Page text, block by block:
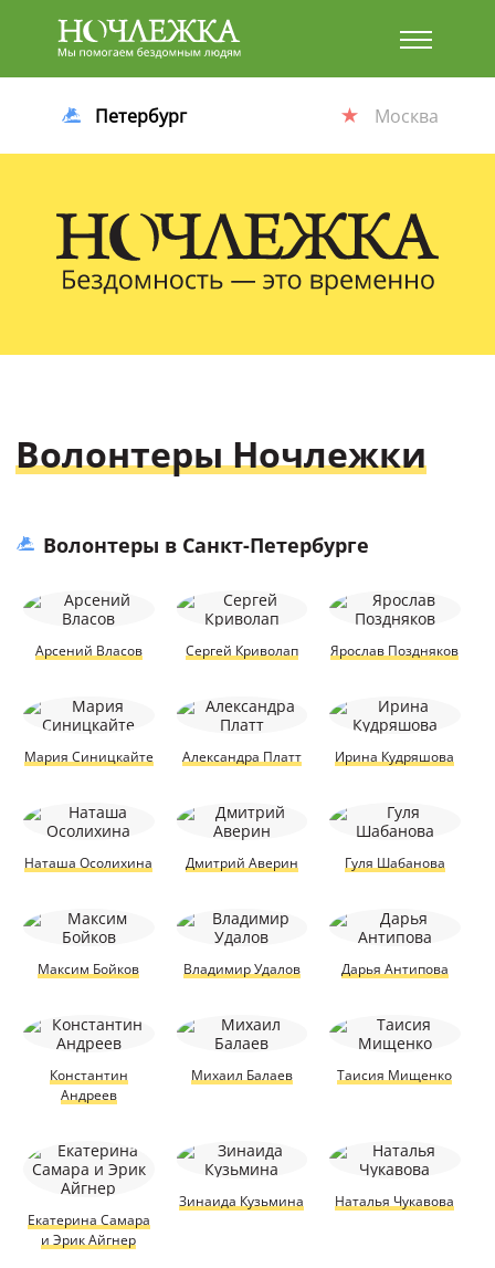
Баннер
Петербург Москва
Волонтеры Ночлежки
Волонтеры в Санкт-Петербурге
Арсений Власов Сергей Криволап Ярослав Поздняков
Мария Синицкайте Александра Платт Ирина Кудряшова
Наташа Осолихина Дмитрий Аверин Гуля Шабанова
Максим Бойков Владимир Удалов Дарья Антипова
Константин
Андреев
Михаил Балаев Таисия Мищенко
Екатерина Самара
и Эрик Айгнер
Зинаида Кузьмина Наталья Чукавова